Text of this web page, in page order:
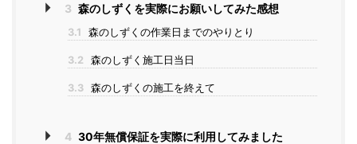
3 森のしずくを実際にお願いしてみた感想
3.1 森のしずくの作業日までのやりとり
3.2 森のしずく施工日当日
3.3 森のしずくの施工を終えて
4 30年無償保証を実際に利用してみました